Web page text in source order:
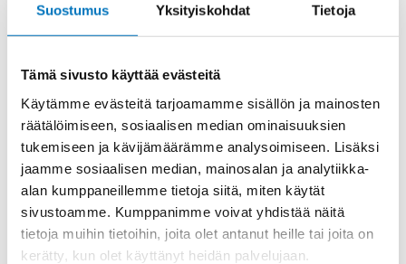
Suostumus Yksityiskohdat Tietoja
Tämä sivusto käyttää evästeitä
Käytämme evästeitä tarjoamamme sisällön ja mainosten
räätälöimiseen, sosiaalisen median ominaisuuksien
tukemiseen ja kävijämäärämme analysoimiseen. Lisäksi
jaamme sosiaalisen median, mainosalan ja analytiikka-
alan kumppaneillemme tietoja siitä, miten käytät
sivustoamme. Kumppanimme voivat yhdistää näitä
tietoja muihin tietoihin, joita olet antanut heille tai joita on
kerätty, kun olet käyttänyt heidän palvelujaan.
Tuotenimi/Malli
HSK-K
Etim 7
EC000441
Materiaali
Polyamidi V0, UL 94 mukaan
Kierre
PG
Ulkokierre Ag
RoHS
Min [C]
Max [C]
Käyttölämpötila
'-40°C to +100°C